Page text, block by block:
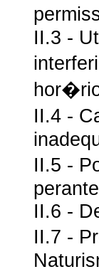
II.3 -
II.4 -
II.5 -
II.6 -
II.7 -